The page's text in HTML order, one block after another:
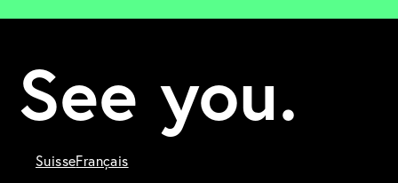
See you.
SuisseFrançais